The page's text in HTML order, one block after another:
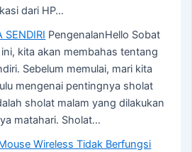
dari HP…
SENDIRI PengenalanHello Sobat
ini, kita akan membahas tentang
Sebelum memulai, mari kita
mengenai pentingnya sholat
sholat malam yang dilakukan
matahari. Sholat…
Wireless Tidak Berfungsi